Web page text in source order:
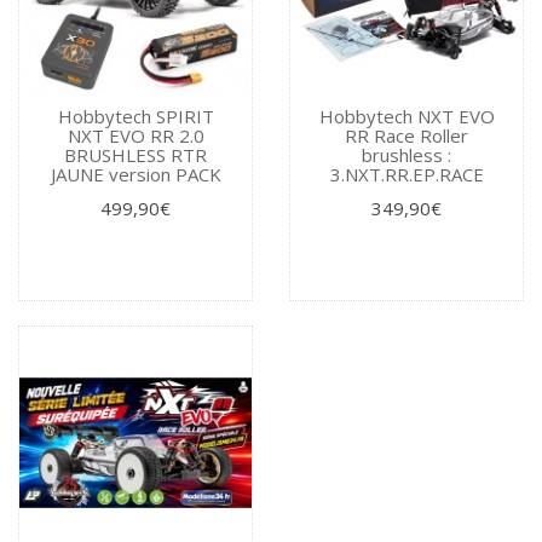
Hobbytech SPIRIT
NXT EVO RR 2.0
BRUSHLESS RTR
JAUNE version PACK
499,90€
Hobbytech NXT EVO
RR Race Roller
brushless :
3.NXT.RR.EP.RACE
349,90€